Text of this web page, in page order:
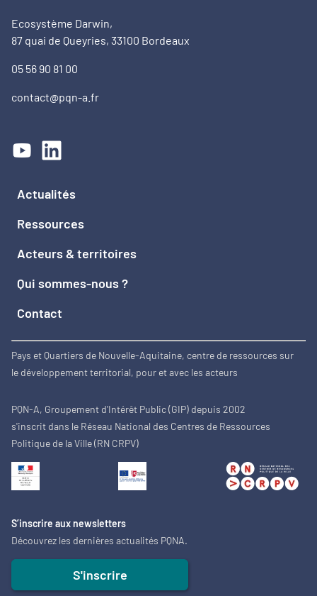
Ecosystème Darwin,
87 quai de Queyries, 33100 Bordeaux
05 56 90 81 00
contact@pqn-a.fr
Actualités
Ressources
Acteurs & territoires
Qui sommes-nous ?
Contact
Pays et Quartiers de Nouvelle-Aquitaine, centre de ressources sur
le développement territorial, pour et avec les acteurs
PQN-A, Groupement d'Intérêt Public (GIP) depuis 2002
s'inscrit dans le Réseau National des Centres de Ressources
Politique de la Ville (RN CRPV)
S’inscrire aux newsletters
Découvrez les dernières actualités PQNA.
S'inscrire